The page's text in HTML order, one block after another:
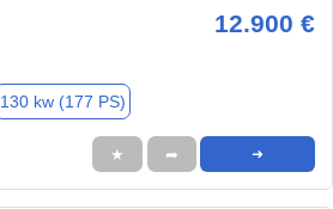
12.900 €
130 kw (177 PS)
★ ➦ ➜